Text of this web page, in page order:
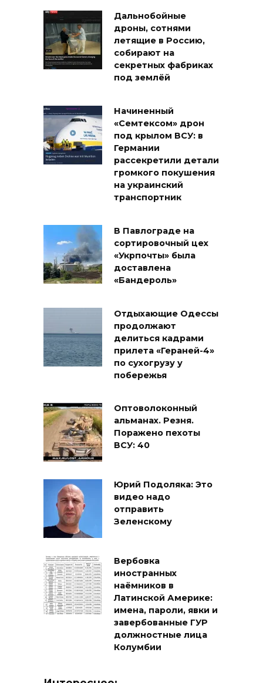
Дальнобойные
дроны, сотнями
летящие в Россию,
собирают на
секретных фабриках
под землёй
Начиненный
«Семтексом» дрон
под крылом ВСУ: в
Германии
рассекретили детали
громкого покушения
на украинский
транспортник
В Павлограде на
сортировочный цех
«Укрпочты» была
доставлена
«Бандероль»
Отдыхающие Одессы
продолжают
делиться кадрами
прилета «Гераней-4»
по сухогрузу у
побережья
Оптоволоконный
альманах. Резня.
Поражено пехоты
ВСУ: 40
Юрий Подоляка: Это
видео надо
отправить
Зеленскому
Вербовка
иностранных
наёмников в
Латинской Америке:
имена, пароли, явки и
завербованные ГУР
должностные лица
Колумбии